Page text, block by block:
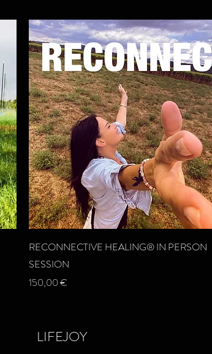
RECONNECTIVE HEALING® IN PERSON
SESSION
Preis
150,00 €
LIFEJOY